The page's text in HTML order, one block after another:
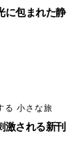
に包まれた静
る 小さな旅
激される新刊